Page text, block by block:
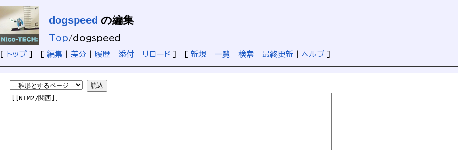
dogspeed の編集
Top/dogspeed
[ トップ ] [ 編集 差分 履歴 添付 リロード ] [ 新規 一覧 検索 最終更新 ヘルプ ]